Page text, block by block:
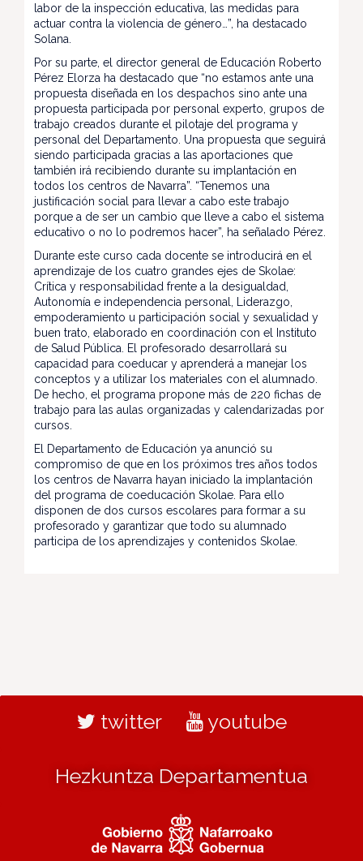
labor de la inspección educativa, las medidas para
actuar contra la violencia de género…”, ha destacado
Solana.
Por su parte, el director general de Educación Roberto
Pérez Elorza ha destacado que “no estamos ante una
propuesta diseñada en los despachos sino ante una
propuesta participada por personal experto, grupos de
trabajo creados durante el pilotaje del programa y
personal del Departamento. Una propuesta que seguirá
siendo participada gracias a las aportaciones que
también irá recibiendo durante su implantación en
todos los centros de Navarra”. “Tenemos una
justificación social para llevar a cabo este trabajo
porque a de ser un cambio que lleve a cabo el sistema
educativo o no lo podremos hacer”, ha señalado Pérez.
Durante este curso cada docente se introducirá en el
aprendizaje de los cuatro grandes ejes de Skolae:
Crítica y responsabilidad frente a la desigualdad,
Autonomía e independencia personal, Liderazgo,
empoderamiento u participación social y sexualidad y
buen trato, elaborado en coordinación con el Instituto
de Salud Pública. El profesorado desarrollará su
capacidad para coeducar y aprenderá a manejar los
conceptos y a utilizar los materiales con el alumnado.
De hecho, el programa propone más de 220 fichas de
trabajo para las aulas organizadas y calendarizadas por
cursos.
El Departamento de Educación ya anunció su
compromiso de que en los próximos tres años todos
los centros de Navarra hayan iniciado la implantación
del programa de coeducación Skolae. Para ello
disponen de dos cursos escolares para formar a su
profesorado y garantizar que todo su alumnado
participa de los aprendizajes y contenidos Skolae.
twitter youtube
Hezkuntza Departamentua